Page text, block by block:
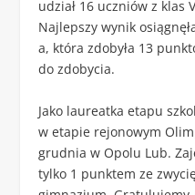
udział 16 uczniów z klas
Najlepszy wynik
a, która zdobyła 13
do zdobycia.
Jako laureatka etapu
w etapie rejonowym
grudnia w Opolu Lub.
tylko 1 punktem ze